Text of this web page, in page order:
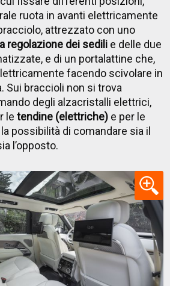
ruota in avanti elettricamente
attrezzato con uno
regolazione dei sedili e delle due
e di un portalattine che,
facendo scivolare in
Sui braccioli non si trova
degli alzacristalli elettrici,
letendine (elettriche) e per le
possibilità di comandare sia il
l’opposto.